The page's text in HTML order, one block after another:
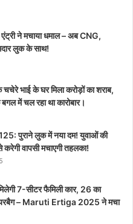
ने मचाया धमाल – अब CNG,
लुक के साथ!
भाई के घर मिला करोड़ों का शराब,
में चल रहा था कारोबार।
पुराने लुक में नया दम! युवाओं की
वापसी मचाएगी तहलका!
7-सीटर फैमिली कार, 26 का
– Maruti Ertiga 2025 ने मचा